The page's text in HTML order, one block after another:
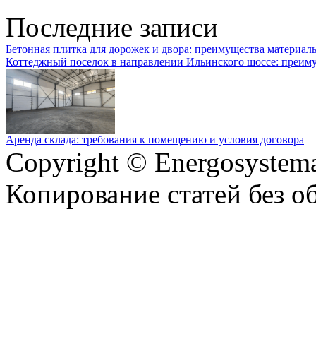
Последние записи
Бетонная плитка для дорожек и двора: преимущества
Коттеджный поселок в направлении Ильинского шоссе:
Аренда склада: требования к помещению и условия договора
Copyright ©
Копирование статей без